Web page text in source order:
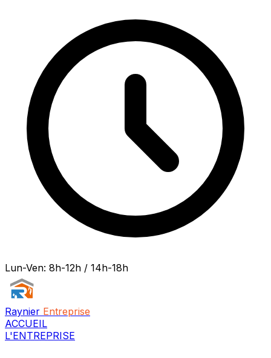
Lun-Ven: 8h-12h / 14h-18h
Raynier Entreprise
ACCUEIL
L'ENTREPRISE